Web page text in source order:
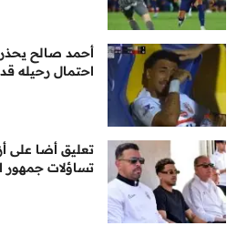
أحمد صالح يحذر
احتمال رحيله
تعليق أضا على
تساؤلات جمهور